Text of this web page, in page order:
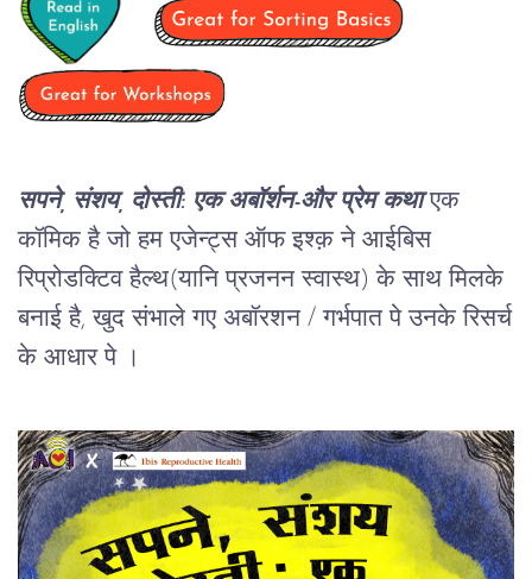
सपने, संशय, दोस्ती: एक अबॉर्शन-और प्रेम कथाएक
कॉमिक है जो हम एजेन्ट्स ऑफ इश्क़ ने आईबिस
रिप्रोडक्टिव हैल्थ(यानि प्रजनन स्वास्थ) के साथ मिलके
बनाई है, खुद संभाले गए अबॉरशन / गर्भपात पे उनके रिसर्च
के आधार पे ।